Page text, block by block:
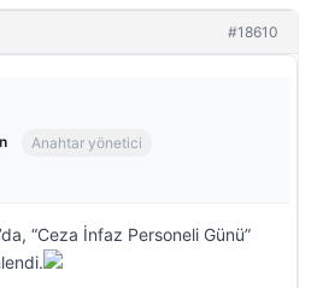
#18610
Anahtar yönetici
“Ceza İnfaz Personeli Günü”